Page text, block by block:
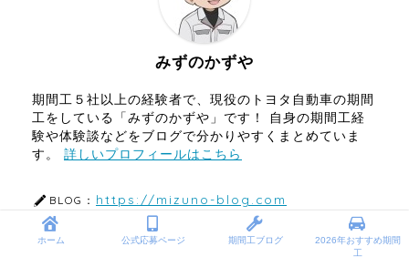
みずのかずや
期間工５社以上の経験者で、現役のトヨタ自動車の期間
工をしている「みずのかずや」です！ 自身の期間工経
験や体験談などをブログで分かりやすくまとめていま
す。 詳しいプロフィールはこちら
BLOG： https://mizuno-blog.com
ホーム 公式応募ページ 期間工ブログ
2026年おすすめ期間
工